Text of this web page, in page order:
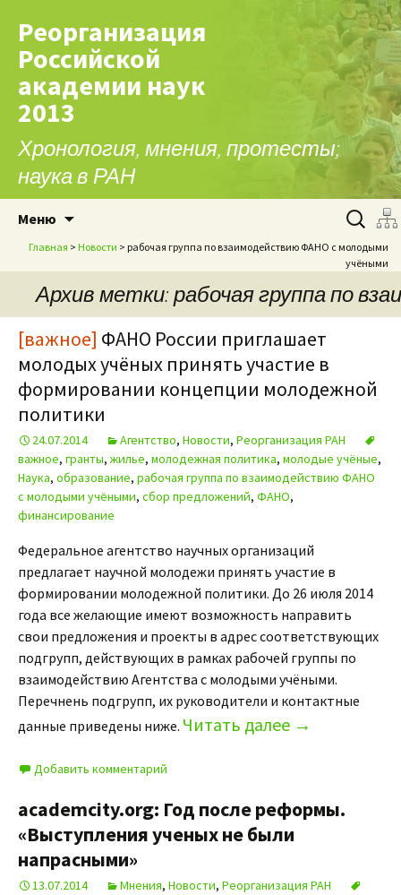
Реорганизация
Российской
академии наук
2013
Хронология, мнения, протесты;
наука в РАН
Меню Найти:
Главная > Новости > рабочая группа по взаимодействию ФАНО с молодыми
учёными
Архив метки: рабочая группа по
[важное] ФАНО России приглашает
молодых учёных принять участие в
формировании концепции молодежной
политики
24.07.2014 Агентство, Новости, Реорганизация РАН
важное, гранты, жилье, молодежная политика, молодые учёные,
Наука, образование, рабочая группа по взаимодействию ФАНО
с молодыми учёными, сбор предложений, ФАНО,
финансирование
Федеральное агентство научных организаций
предлагает научной молодежи принять участие в
формировании молодежной политики. До 26 июля 2014
года все желающие имеют возможность направить
свои предложения и проекты в адрес соответствующих
подгрупп, действующих в рамках рабочей группы по
взаимодействию Агентства с молодыми учёными.
Перечнень подгрупп, их руководители и контактные
данные приведены ниже. Читать далее →
Добавить комментарий
academcity.org: Год после реформы.
«Выступления ученых не были
напрасными»
13.07.2014 Мнения, Новости, Реорганизация РАН